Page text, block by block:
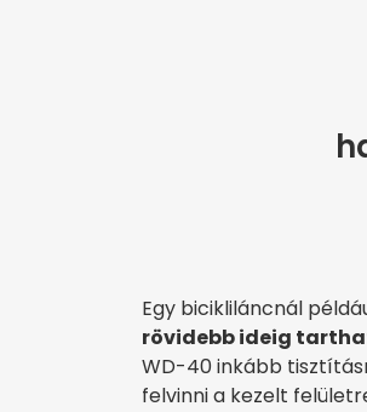
Egy bicikliláncnál
rövidebb ideig
WD-40 inkább
felvinni a kezelt